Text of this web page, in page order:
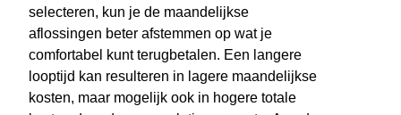
selecteren, kun je de maandelijkse
aflossingen beter afstemmen op wat je
comfortabel kunt terugbetalen. Een langere
looptijd kan resulteren in lagere maandelijkse
kosten, maar mogelijk ook in hogere totale